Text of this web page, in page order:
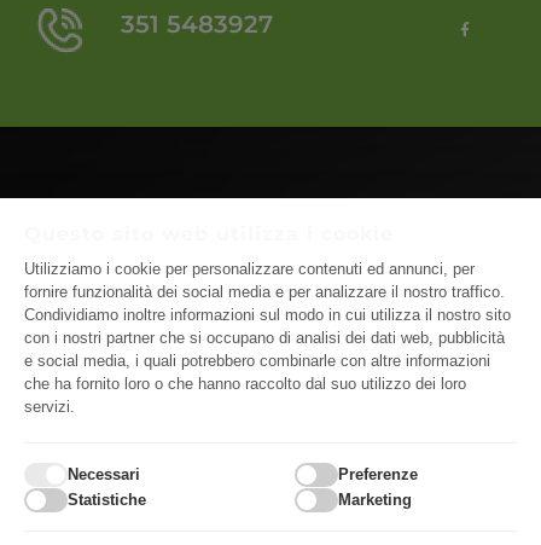
351 5483927
F
a
Home Auto in Vendita Vendi Auto
Chi Siamo Blog Contatti
Cookie Policy
Utilizziamo i cookie per personalizzare contenuti ed annunci, per
fornire funzionalità dei social media e per analizzare il nostro traffico.
Condividiamo inoltre informazioni sul modo in cui utilizza il nostro sito
con i nostri partner che si occupano di analisi dei dati web, pubblicità
e social media, i quali potrebbero combinarle con altre informazioni
che ha fornito loro o che hanno raccolto dal suo utilizzo dei loro
servizi.
Necessari
Preferenze
Statistiche
Marketing